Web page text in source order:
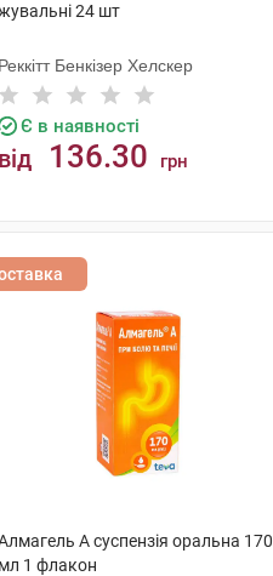
24 шт
Реккітт Бенкізер Хелскер
Є в наявності
від 136.30 грн
А суспензія оральна 170
мл 1 флакон